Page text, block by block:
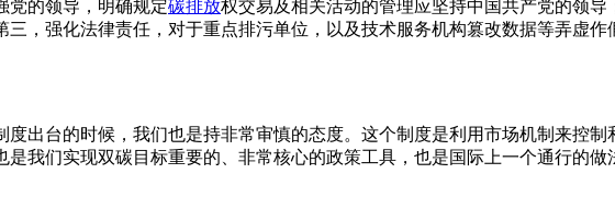
党的领导，明确规定碳排放权交易及相关活动的管理应坚持中国共产党的领
，强化法律责任，对于重点排污单位，以及技术服务机构篡改数据等弄虚作
出台的时候，我们也是持非常审慎的态度。这个制度是利用市场机制来控
我们实现双碳目标重要的、非常核心的政策工具，也是国际上一个通行的做